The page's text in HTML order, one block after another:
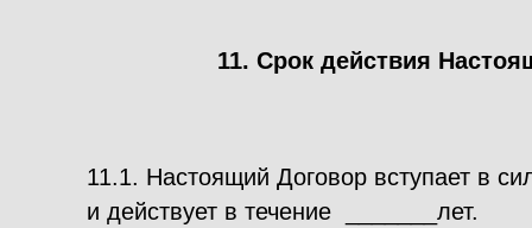
11. Срок действия
11.1. Настоящий Договор вступает в
и действует в течение _______лет.